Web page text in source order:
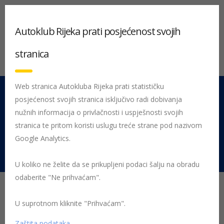
051 212 442 Centrala
Pon - Pet 08:00 - 16:00
Rujevica 9/1, 51000 Rijeka
PROMETNA JEDINICA
MLADEŽI PONOVNO NA
Autoklub Rijeka prati posjećenost svojih
stranica
Web stranica Autokluba Rijeka prati statističku
posjećenost svojih stranica isključivo radi dobivanja
nužnih informacija o privlačnosti i uspješnosti svojih
stranica te pritom koristi uslugu treće strane pod nazivom
Google Analytics.
U koliko ne želite da se prikupljeni podaci šalju na obradu
odaberite "Ne prihvaćam".
U suprotnom kliknite "Prihvaćam".